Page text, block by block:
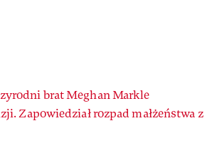
brat Meghan Markle
Zapowiedział rozpad małżeństwa z